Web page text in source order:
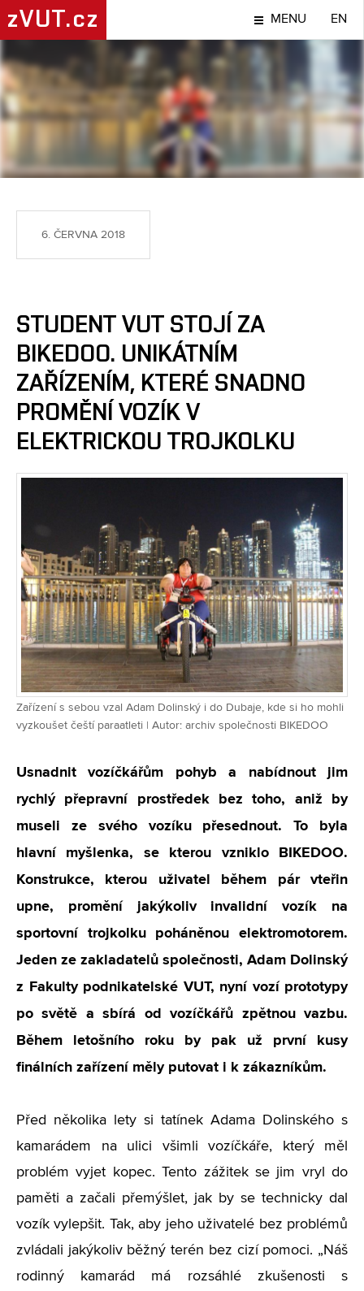
zVUT.cz MENU EN
NÁPADY A OBJEVY
6. ČERVNA 2018
STUDENT VUT STOJÍ ZA
BIKEDOO. UNIKÁTNÍM
ZAŘÍZENÍM, KTERÉ SNADNO
PROMĚNÍ VOZÍK V
ELEKTRICKOU TROJKOLKU
Zařízení s sebou vzal Adam Dolinský i do Dubaje, kde si ho mohli
vyzkoušet čeští paraatleti | Autor: archiv společnosti BIKEDOO
Usnadnit vozíčkářům pohyb a nabídnout jim
rychlý přepravní prostředek bez toho, aniž by
museli ze svého vozíku přesednout. To byla
hlavní myšlenka, se kterou vzniklo BIKEDOO.
Konstrukce, kterou uživatel během pár vteřin
upne, promění jakýkoliv invalidní vozík na
sportovní trojkolku poháněnou elektromotorem.
Jeden ze zakladatelů společnosti, Adam Dolinský
z Fakulty podnikatelské VUT, nyní vozí prototypy
po světě a sbírá od vozíčkářů zpětnou vazbu.
Během letošního roku by pak už první kusy
finálních zařízení měly putovat i k zákazníkům.
Před několika lety si tatínek Adama Dolinského s
kamarádem na ulici všimli vozíčkáře, který měl
problém vyjet kopec. Tento zážitek se jim vryl do
paměti a začali přemýšlet, jak by se technicky dal
vozík vylepšit. Tak, aby jeho uživatelé bez problémů
zvládali jakýkoliv běžný terén bez cizí pomoci. „Náš
rodinný kamarád má rozsáhlé zkušenosti s